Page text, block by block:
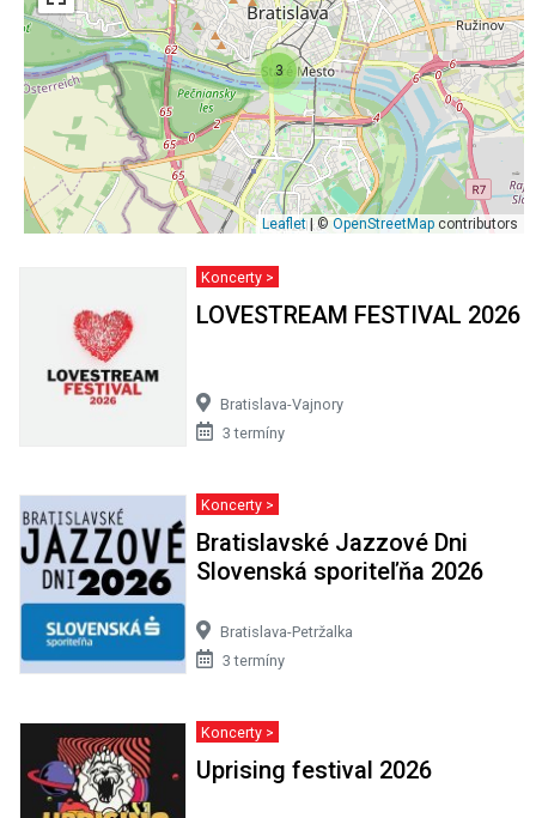
3
Leaflet| © OpenStreetMap contributors
Koncerty >
LOVESTREAM FESTIVAL 2026
Bratislava-Vajnory
3 termíny
Koncerty >
Bratislavské Jazzové Dni
Slovenská sporiteľňa 2026
Bratislava-Petržalka
3 termíny
Koncerty >
Uprising festival 2026